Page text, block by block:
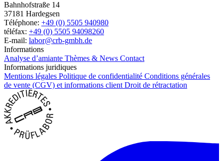
Bahnhofstraße 14
37181 Hardegsen
Téléphone: +49 (0) 5505 940980
téléfax: +49 (0) 5505 94098260
E-mail: labor@crb-gmbh.de
Informations
Analyse d’amiante Thèmes & News Contact
Informations juridiques
Mentions légales Politique de confidentialité Conditions générales
de vente (CGV) et informations client Droit de rétractation